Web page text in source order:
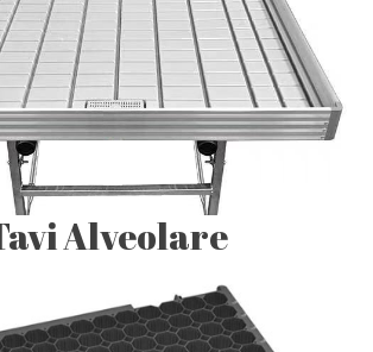
cu tăvi inundabile– denumite și mese de
de tip flux și reflux (EBB & FLOW)
Alveolare